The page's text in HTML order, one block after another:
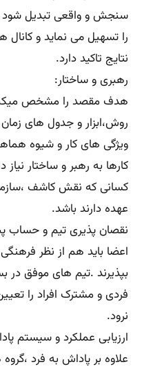
سنجش و واقعی تبدیل
را تسهیل می نماید و
نتایج تاکید دارد.
رهبری و ساختار:
هدف مقصد را مشخص
روش،ابزار و جدول های
ویژگی های کار و شیوه
کارها به رهبر و ساختار
کسانی که نقش کاشف
عهده دارند باشد.
نقصان پذیری تیم و
اعضا باید هم از نظر
بپذیرند .تیم های موفق در
فردی و مشترک افراد را
نرود.
ارزیابی عملکرد و سیستم
علاوه بر پاداش به فرد